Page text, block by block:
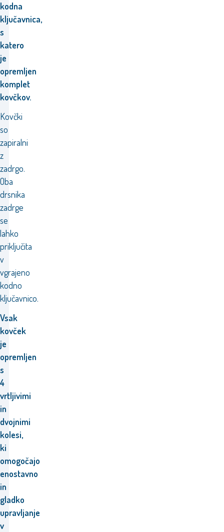
kodna
ključavnica,
s
katero
je
opremljen
komplet
kovčkov.
Kovčki
so
zapiralni
z
zadrgo.
Oba
drsnika
zadrge
se
lahko
priključita
v
vgrajeno
kodno
ključavnico.
Vsak
kovček
je
opremljen
s
4
vrtljivimi
in
dvojnimi
kolesi,
ki
omogočajo
enostavno
in
gladko
upravljanje
v